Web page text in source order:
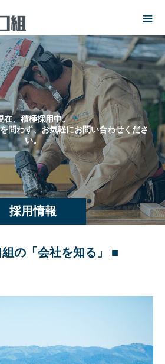
採用情報
在、積極採用中。
を問わず、お気軽にお問い合わせ くださ
い。
の「会社を知る」 ■